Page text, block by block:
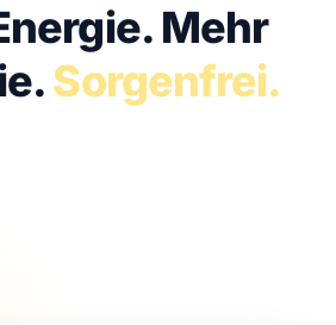
Mehr
Sorgenfrei.